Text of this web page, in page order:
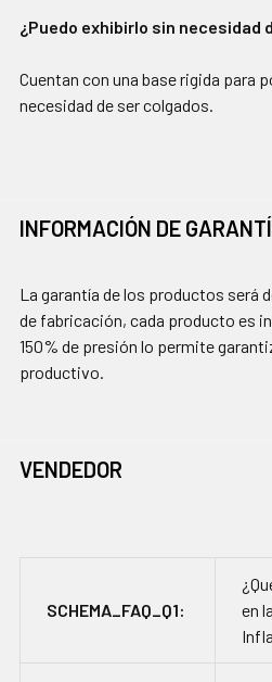
¿Puedo exhibirlo sin necesidad
Cuentan con una base rigida para
necesidad de ser colgados.
INFORMACIÓN DE
La garantía de los productos será
de fabricación, cada producto es
150% de presión lo permite
productivo.
VENDEDOR
SCHEMA_FAQ_Q1:
en